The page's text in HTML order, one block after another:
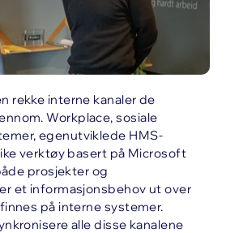
rekke interne kanaler de
Workplace, sosiale
egenutviklede HMS-
verktøy basert på Microsoft
prosjekter og
et informasjonsbehov ut over
på interne systemer.
alle disse kanalene